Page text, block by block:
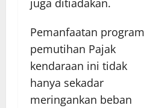
Pemanfaatan program
pemutihan Pajak
kendaraan ini tidak
hanya sekadar
meringankan beban